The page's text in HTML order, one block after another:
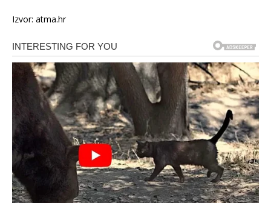
Izvor: atma.hr